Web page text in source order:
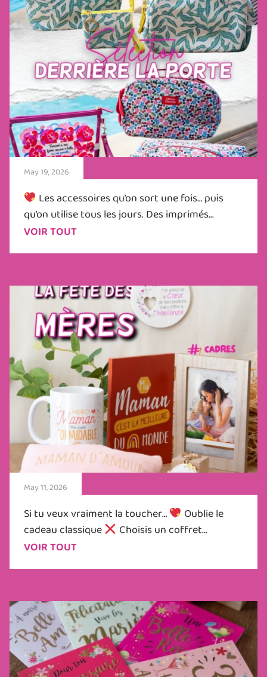
May 19, 2026
Les accessoires qu’on sort une fois… puis
qu’on utilise tous les jours. Des imprimés...
VOIR TOUT
May 11, 2026
Si tu veux vraiment la toucher…
Oublie le
cadeau classique
Choisis un coffret...
VOIR TOUT